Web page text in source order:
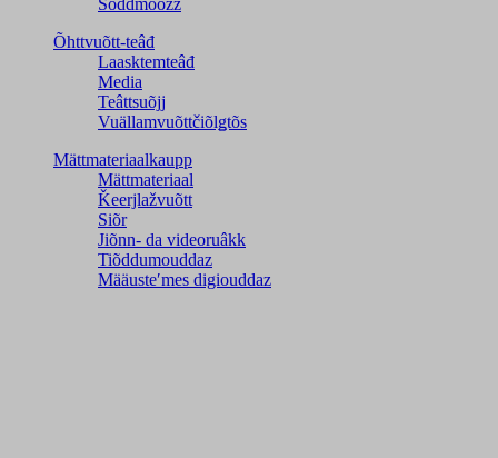
Õhttvuõtt-teâđ
Laasktemteâđ
Media
Teâttsuõjj
Vuällamvuõttčiõlǥtõs
Mättmateriaalkaupp
Mättmateriaal
Ǩeerjlažvuõtt
Siõr
Jiõnn- da videoruâkk
Tiõddumouddaz
Määusteʹmes digiouddaz